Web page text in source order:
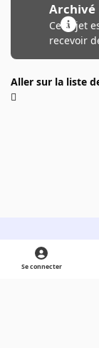
Archivé
Ce sujet
recevoir
Aller sur la liste
Light ModeDark ModeSystem
Se connecter